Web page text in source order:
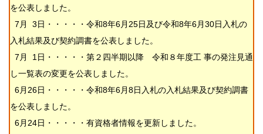
を公表しました。
7月 3日・・・・・令和8年6月25日及び令和8年6月30日入札の
入札結果及び契約調書を公表しました。
7月 1日・・・・・第２四半期以降 令和８年度工 事の発注見通
し一覧表の変更を公表しました。
6月26日・・・・・令和8年6月8日入札の入札結果及び契約調書
を公表しました。
6月24日・・・・・有資格者情報を更新しました。